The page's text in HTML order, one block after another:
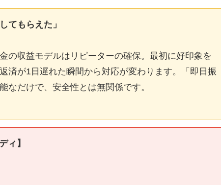
てもらえた」
の収益モデルはリピーターの確保。最初に好印象を
済が1日遅れた瞬間から対応が変わります。「即日振
なだけで、安全性とは無関係です。
ィ】